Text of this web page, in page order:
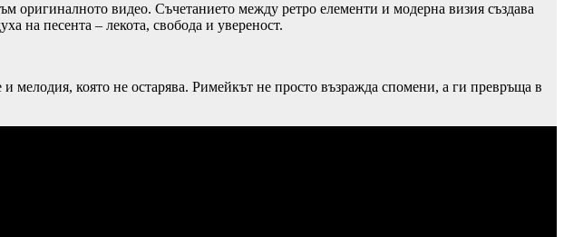
оригиналното видео. Съчетанието между ретро елементи и модерна визия създава
на песента – лекота, свобода и увереност.
мелодия, която не остарява. Римейкът не просто възражда спомени, а ги превръща в